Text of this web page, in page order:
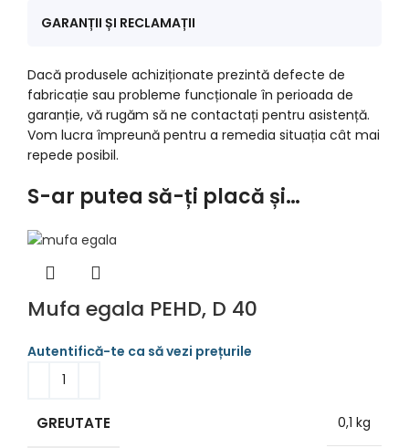
GARANȚII ȘI RECLAMAȚII
Dacă produsele achiziționate prezintă defecte de
fabricație sau probleme funcționale în perioada de
garanție, vă rugăm să ne contactați pentru asistență.
Vom lucra împreună pentru a remedia situația cât mai
repede posibil.
S-ar putea să-ți placă și…
Mufa egala PEHD, D 40
GREUTATE 0,1 kg